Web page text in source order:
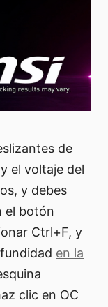
de
el voltaje del
y debes
el botón
Ctrl+F, y
en la
clic en OC